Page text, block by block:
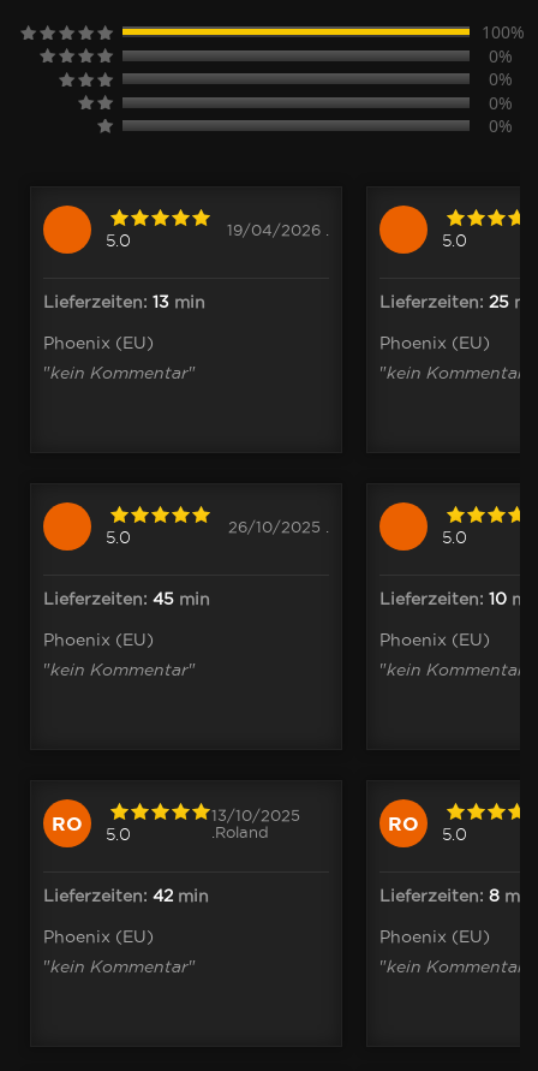
100%
0%
0%
0%
0%
5.0
19/04/2026 .
Lieferzeiten: 13 min
Phoenix (EU)
"kein Kommentar"
5.0
26/10/2025 .
Lieferzeiten: 45 min
Phoenix (EU)
"kein Kommentar"
RO 5.0
13/10/2025
.Roland
Lieferzeiten: 42 min
Phoenix (EU)
"kein Kommentar"
5.0
Lieferzeiten: 25
Phoenix (EU)
"kein Kommentar
5.0
Lieferzeiten: 10
Phoenix (EU)
"kein Kommentar
RO 5.0
Lieferzeiten: 8 min
Phoenix (EU)
"kein Kommentar